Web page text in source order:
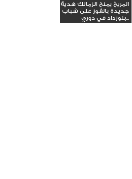
المريخ يمنح الزمالك هدية
جديدة بالفوز على شباب
بلوزداد في دوري...